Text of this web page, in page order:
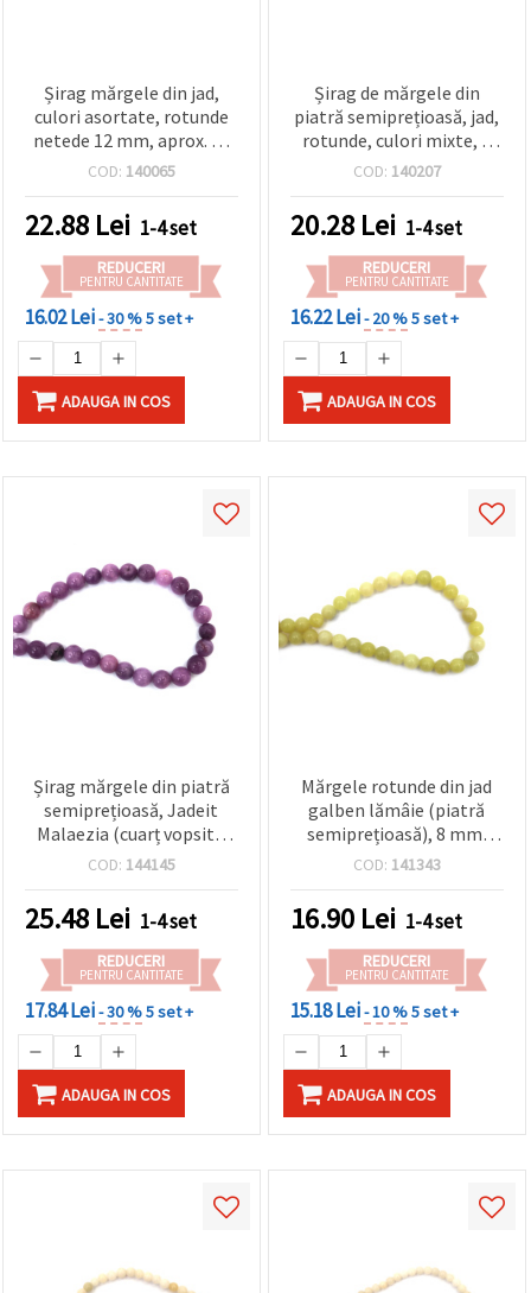
Șirag mărgele din jad,
culori asortate, rotunde
netede 12 mm, aprox. 32
buc — piatră
bijuterii handmade,
beading și proiecte DIY
craft
COD: 140065
22.88 Lei 1-4 set
REDUCERI
PENTRU CANTITATE
16.02 Lei- 30 %5 set +
ADAUGA IN COS
Șirag de mărgele din
piatră semiprețioasă, jad,
rotunde, culori mixte, 8
mm, ~44 buc.
COD: 140207
20.28 Lei 1-4 set
REDUCERI
PENTRU CANTITATE
16.22 Lei- 20 %5 set +
ADAUGA IN COS
Șirag mărgele din piatră
semiprețioasă, Jadeit
Malaezia (cuarț vopsit),
mov, rotunde, 14 mm, ~28
COD: 144145
25.48 Lei 1-4 set
REDUCERI
PENTRU CANTITATE
17.84 Lei- 30 %5 set +
ADAUGA IN COS
Mărgele rotunde din jad
galben lămâie (piatră
semiprețioasă), 8 mm,
șirag ~45 buc., pentru
bijuteriilor, beading și
proiecte DIY
COD: 141343
16.90 Lei 1-4 set
REDUCERI
PENTRU CANTITATE
15.18 Lei- 10 %5 set +
ADAUGA IN COS